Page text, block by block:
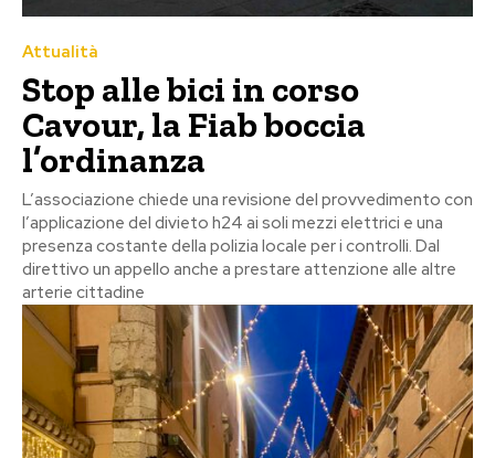
Attualità
Stop alle bici in corso
Cavour, la Fiab boccia
l’ordinanza
L’associazione chiede una revisione del provvedimento con
l’applicazione del divieto h24 ai soli mezzi elettrici e una
presenza costante della polizia locale per i controlli. Dal
direttivo un appello anche a prestare attenzione alle altre
arterie cittadine